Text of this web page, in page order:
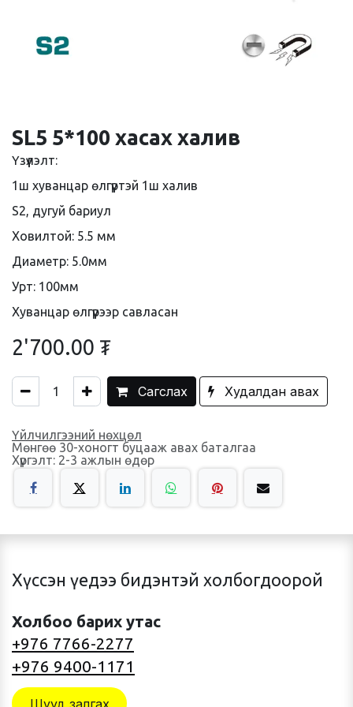
SL5 5*100 хасах халив
Үзүүлэлт:
1ш хуванцар өлгүүртэй 1ш халив
S2, дугуй бариул
Ховилтой: 5.5 мм
Диаметр: 5.0мм
Урт: 100мм
Хуванцар өлгүүрээр савласан
2'700.00 ₮
Сагслах Худалдан авах
Үйлчилгээний нөхцөл
Мөнгөө 30-хоногт буцааж авах баталгаа
Хүргэлт: 2-3 ажлын өдөр
Хүссэн үедээ бидэнтэй холбогдоорой
Холбоо барих утас
+976 7766-2277
+976 9400-1171
Шууд залгах